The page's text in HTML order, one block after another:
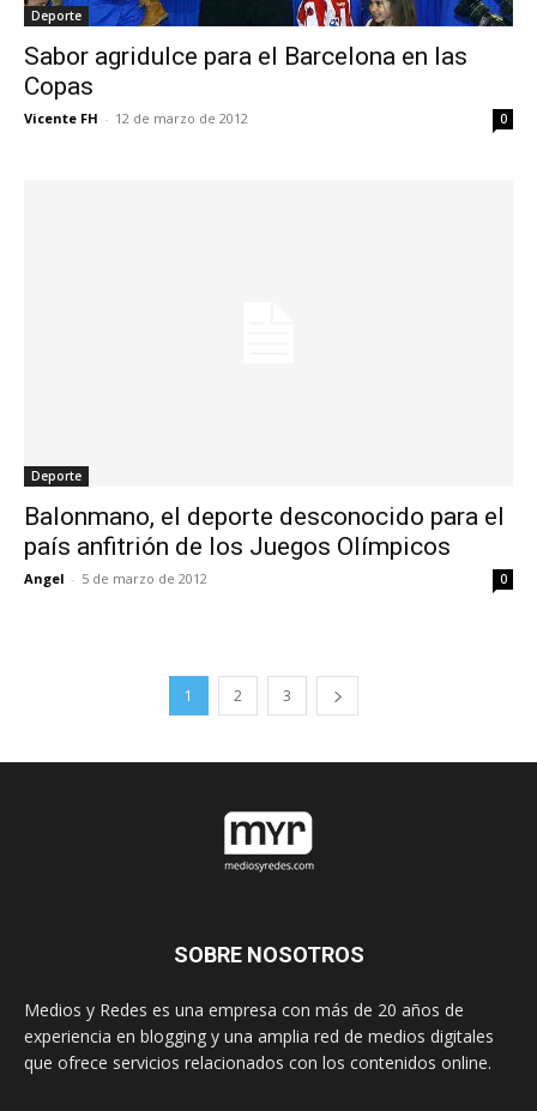
Deporte
Sabor agridulce para el Barcelona en las
Copas
Vicente FH - 12 de marzo de 2012 0
Deporte
Balonmano, el deporte desconocido para el
país anfitrión de los Juegos Olímpicos
Angel - 5 de marzo de 2012 0
1 2 3
SOBRE NOSOTROS
Medios y Redes es una empresa con más de 20 años de
experiencia en blogging y una amplia red de medios digitales
que ofrece servicios relacionados con los contenidos online.